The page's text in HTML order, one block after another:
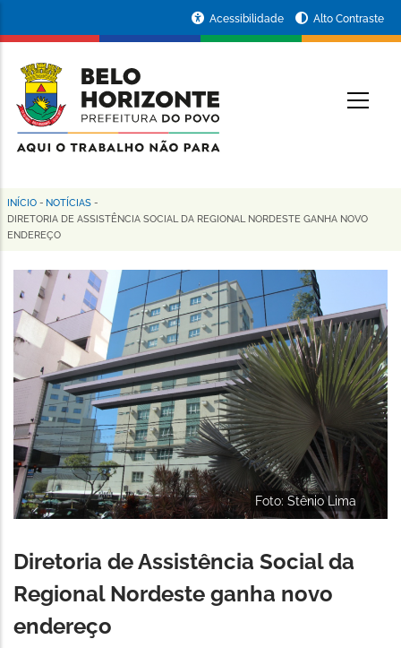
conteúdo
principal
da
Prefeitura
de
Horizonte
Acessibilidade Alto Contraste
Trilha
de
navegação
INÍCIO - NOTÍCIAS -
DIRETORIA DE ASSISTÊNCIA SOCIAL DA REGIONAL NORDESTE GANHA NOVO
ENDEREÇO
Foto: Stênio Lima
Diretoria de Assistência Social da
Regional Nordeste ganha novo
endereço